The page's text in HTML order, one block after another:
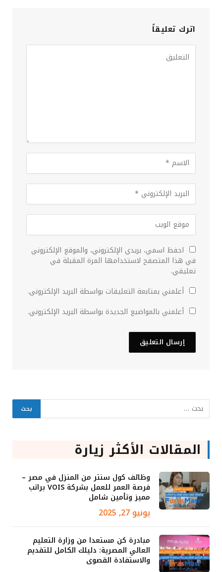
اترك تعليقاً
احفظ اسمي، بريدي الإلكتروني، والموقع الإلكتروني
في هذا المتصفح لاستخدامها المرة المقبلة في
تعليقي.
أعلمني بمتابعة التعليقات بواسطة البريد الإلكتروني.
أعلمني بالمواضيع الجديدة بواسطة البريد الإلكتروني.
المقالات الأكثر زيارة
وظائف كول سنتر من المنزل في مصر –
فرصة العمر للعمل بشركة VOIS براتب
مميز وتأمين شامل
يونيو 27, 2025
مبادرة كن مستعدا من وزارة التعليم
العالي المصرية: دليلك الكامل للتقديم
والاستفادة القصوى